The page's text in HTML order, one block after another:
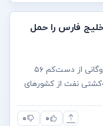
فارس را حمل
شرکت رصد کشتیرانی تنکرترکرز اعلام کرد ناوگانی از دست‌کم ۵۶
نفت از کشورهای
۰ ۰